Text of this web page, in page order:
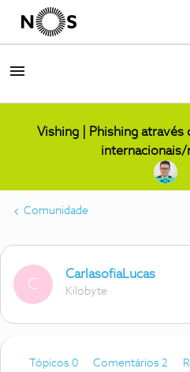
Vishing | Phishing através
internacionais/
Comunidade
C
CarlasofiaLucas
Kilobyte
Tópicos 0 Comentários 2